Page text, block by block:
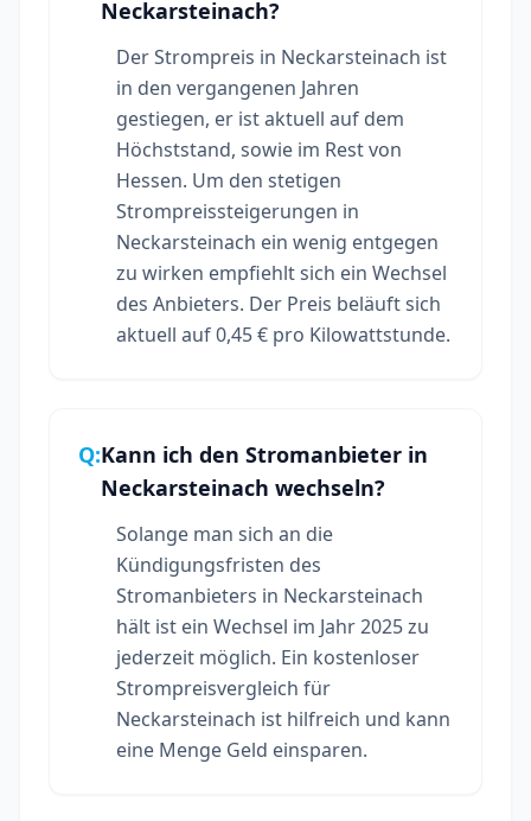
Neckarsteinach?
Der Strompreis in Neckarsteinach ist
in den vergangenen Jahren
gestiegen, er ist aktuell auf dem
Höchststand, sowie im Rest von
Hessen. Um den stetigen
Strompreissteigerungen in
Neckarsteinach ein wenig entgegen
zu wirken empfiehlt sich ein Wechsel
des Anbieters. Der Preis beläuft sich
aktuell auf 0,45 € pro Kilowattstunde.
Q:Kann ich den Stromanbieter in
Neckarsteinach wechseln?
Solange man sich an die
Kündigungsfristen des
Stromanbieters in Neckarsteinach
hält ist ein Wechsel im Jahr 2025 zu
jederzeit möglich. Ein kostenloser
Strompreisvergleich für
Neckarsteinach ist hilfreich und kann
eine Menge Geld einsparen.